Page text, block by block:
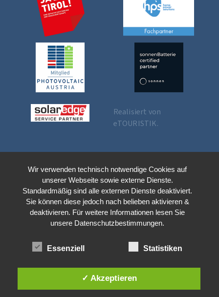
Realisiert von
eTOURISTIK.
Wir verwenden technisch notwendige Cookies auf
unserer Webseite sowie externe Dienste.
Standardmäßig sind alle externen Dienste deaktiviert.
Sie können diese jedoch nach belieben aktivieren &
deaktivieren. Für weitere Informationen lesen Sie
unsere Datenschutzbestimmungen.
Essenziell Statistiken
✓ Akzeptieren